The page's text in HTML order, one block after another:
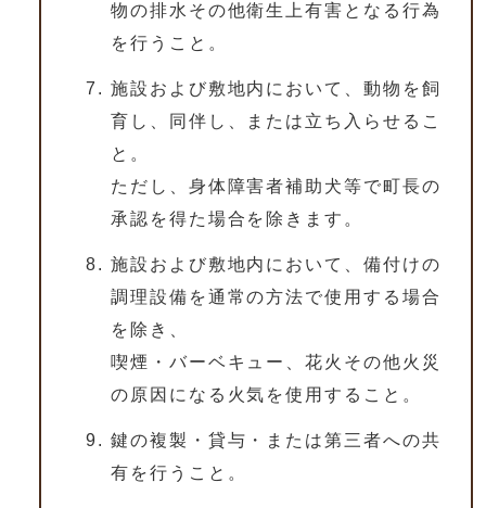
物の排水その他衛生上有害となる行為
を行うこと。
施設および敷地内において、動物を飼
育し、同伴し、または立ち入らせるこ
と。
ただし、身体障害者補助犬等で町長の
承認を得た場合を除きます。
施設および敷地内において、備付けの
調理設備を通常の方法で使用する場合
を除き、
喫煙・バーベキュー、花火その他火災
の原因になる火気を使用すること。
鍵の複製・貸与・または第三者への共
有を行うこと。